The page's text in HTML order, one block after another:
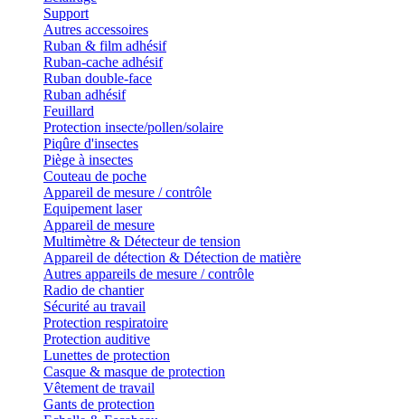
Support
Autres accessoires
Ruban & film adhésif
Ruban-cache adhésif
Ruban double-face
Ruban adhésif
Feuillard
Protection insecte/pollen/solaire
Piqûre d'insectes
Piège à insectes
Couteau de poche
Appareil de mesure / contrôle
Equipement laser
Appareil de mesure
Multimètre & Détecteur de tension
Appareil de détection & Détection de matière
Autres appareils de mesure / contrôle
Radio de chantier
Sécurité au travail
Protection respiratoire
Protection auditive
Lunettes de protection
Casque & masque de protection
Vêtement de travail
Gants de protection